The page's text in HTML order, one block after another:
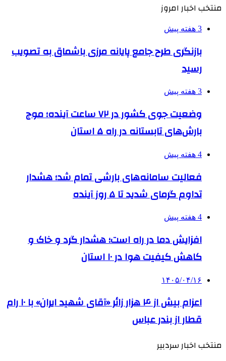
منتخب اخبار امروز
3 هفته پیش
بازنگری طرح جامع پایانه مرزی باشماق به تصویب
رسید
3 هفته پیش
وضعیت جوی کشور در ۷۲ ساعت آینده؛ موج
بارش‌های تابستانه در راه ۵ استان
4 هفته پیش
فعالیت سامانه‌های بارشی تمام شد؛ هشدار
تداوم گرمای شدید تا ۵ روز آینده
4 هفته پیش
افزایش دما در راه است؛ هشدار گرد و خاک و
کاهش کیفیت هوا در ۱۰ استان
۱۴۰۵/۰۴/۱۶
اعزام بیش از ۴ هزار زائر «آقای شهید ایران» با ۱۰ رام
قطار از بندر عباس
منتخب اخبار سردبیر